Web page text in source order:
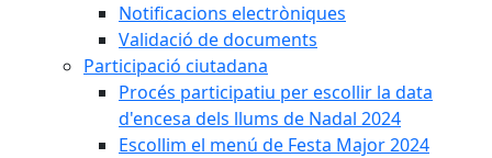
Notificacions electròniques
Validació de documents
Participació ciutadana
Procés participatiu per escollir la data
d'encesa dels llums de Nadal 2024
Escollim el menú de Festa Major 2024